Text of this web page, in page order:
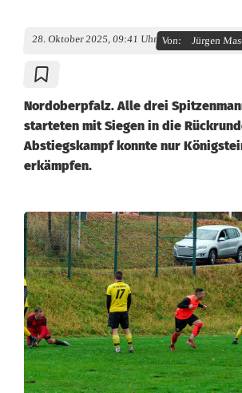
28. Oktober 2025, 09:41 Uhr Von: Jürgen
Nordoberpfalz. Alle drei
starteten mit Siegen in die
Abstiegskampf konnte nur
erkämpfen.
K
r
e
i
s
k